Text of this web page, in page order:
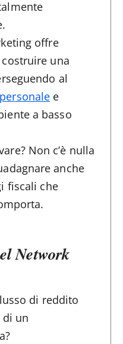
offre
una
al
e
a basso
Non c’è nulla
anche
fiscali che
Network
di reddito
un